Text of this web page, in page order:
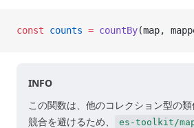
const counts = countBy(map,
INFO
この関数は、他のコレクション型の
競合を避けるため、
es-toolkit/